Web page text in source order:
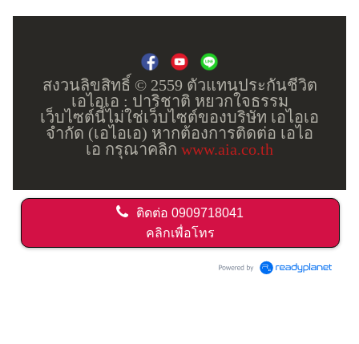
สงวนลิขสิทธิ์ © 2559 ตัวแทนประกันชีวิต
เอไอเอ : ปาริชาติ หยวกใจธรรม
เว็บไซต์นี้ไม่ใช่เว็บไซต์ของบริษัท เอไอเอ
จำกัด (เอไอเอ) หากต้องการติดต่อ เอไอ
เอ กรุณาคลิก www.aia.co.th
ติดต่อ0909718041
คลิกเพื่อโทร